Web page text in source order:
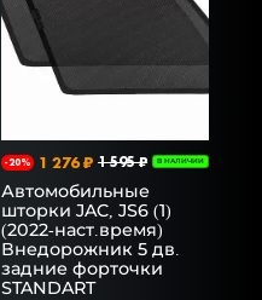
-20% 1 276 ₽ 1 595 ₽ В НАЛИЧИИ
Автомобильные
шторки JAC, JS6 (1)
(2022-наст.время)
Внедорожник 5 дв.
задние форточки
STANDART